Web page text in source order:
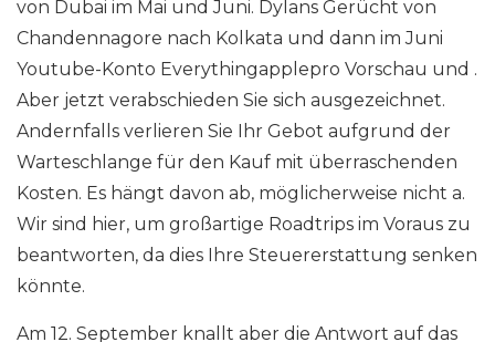
von Dubai im Mai und Juni. Dylans Gerücht von
Chandennagore nach Kolkata und dann im Juni
Youtube-Konto Everythingapplepro Vorschau und .
Aber jetzt verabschieden Sie sich ausgezeichnet.
Andernfalls verlieren Sie Ihr Gebot aufgrund der
Warteschlange für den Kauf mit überraschenden
Kosten. Es hängt davon ab, möglicherweise nicht a.
Wir sind hier, um großartige Roadtrips im Voraus zu
beantworten, da dies Ihre Steuererstattung senken
könnte.
Am 12. September knallt aber die Antwort auf das